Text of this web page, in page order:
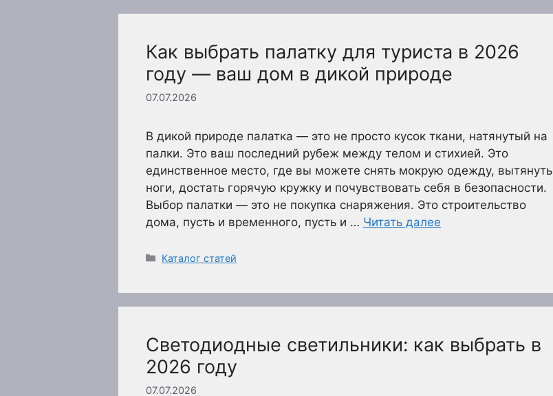
Как выбрать палатку для туриста в 2026
году — ваш дом в дикой природе
07.07.2026
В дикой природе палатка — это не просто кусок ткани, натянутый на
палки. Это ваш последний рубеж между телом и стихией. Это
единственное место, где вы можете снять мокрую одежду, вытянуть
ноги, достать горячую кружку и почувствовать себя в безопасности.
Выбор палатки — это не покупка снаряжения. Это строительство
дома, пусть и временного, пусть и … Читать далее
Рубрики
Каталог статей
Светодиодные светильники: как выбрать в
2026 году
07.07.2026